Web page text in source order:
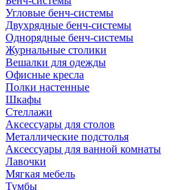
Угловые бенч-системы
Двухрядные бенч-системы
Однорядные бенч-системы
Журнальные столики
Вешалки для одежды
Офисные кресла
Полки настенные
Шкафы
Стеллажи
Аксессуары для столов
Металлические подстолья
Аксессуары для ванной комнаты
Лавочки
Мягкая мебель
Тумбы